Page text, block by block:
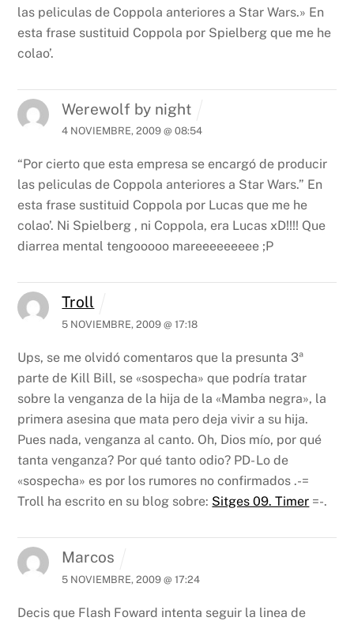
las peliculas de Coppola anteriores a Star Wars.» En
esta frase sustituid Coppola por Spielberg que me he
colao’.
Werewolf by night
4 NOVIEMBRE, 2009 @ 08:54
“Por cierto que esta empresa se encargó de producir
las peliculas de Coppola anteriores a Star Wars.” En
esta frase sustituid Coppola por Lucas que me he
colao’. Ni Spielberg , ni Coppola, era Lucas xD!!!! Que
diarrea mental tengooooo mareeeeeeeee ;P
Troll
5 NOVIEMBRE, 2009 @ 17:18
Ups, se me olvidó comentaros que la presunta 3ª
parte de Kill Bill, se «sospecha» que podría tratar
sobre la venganza de la hija de la «Mamba negra», la
primera asesina que mata pero deja vivir a su hija.
Pues nada, venganza al canto. Oh, Dios mío, por qué
tanta venganza? Por qué tanto odio? PD- Lo de
«sospecha» es por los rumores no confirmados .-=
Troll ha escrito en su blog sobre: Sitges 09. Timer =-.
Marcos
5 NOVIEMBRE, 2009 @ 17:24
Decis que Flash Foward intenta seguir la linea de